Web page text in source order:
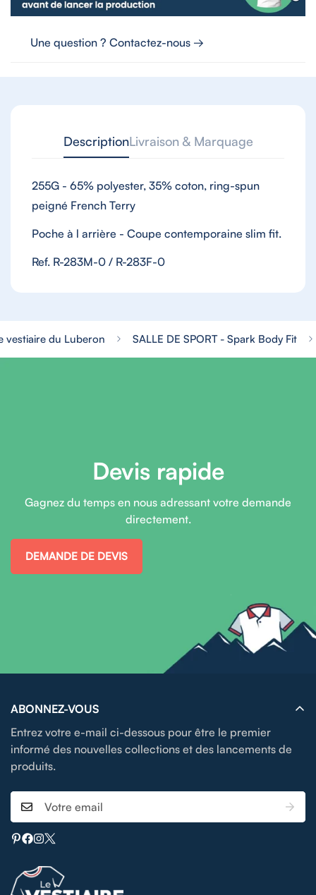
Une question ? Contactez-nous →
DescriptionLivraison & Marquage
255G - 65% polyester, 35% coton, ring-spun
peigné French Terry
Poche à l arrière - Coupe contemporaine slim fit.
Ref. R-283M-0 / R-283F-0
vestiaire du Luberon SALLE DE SPORT - Spark Body Fit
Devis rapide
Gagnez du temps en nous adressant votre demande
directement.
DEMANDE DE DEVIS
ABONNEZ-VOUS
Entrez votre e-mail ci-dessous pour être le premier
informé des nouvelles collections et des lancements de
produits.